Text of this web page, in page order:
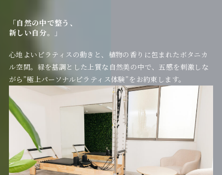
「自然の中で整う、
新しい自分。」
心地よいピラティスの動きと、植物の香りに包まれたボタニカ
ル空間。緑を基調とした上質な自然美の中で、五感を刺激しな
がら”極上パーソナルピラティス体験”をお約束します。